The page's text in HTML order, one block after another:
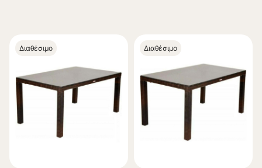
Διαθέσιμο Διαθέσιμο